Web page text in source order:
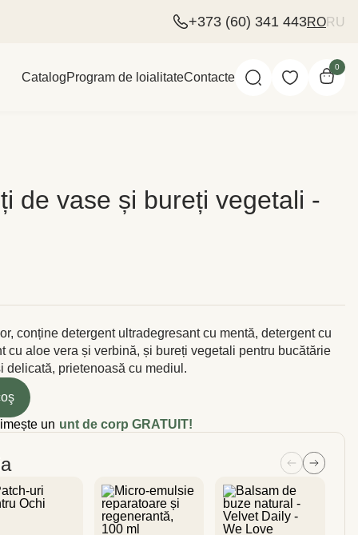
+373 (60) 341 443RORU
CatalogProgram de loialitateContacte
0
de vase și bureți vegetali -
conține detergent ultradegresant cu mentă, detergent cu
cu aloe vera și verbină, și bureți vegetali pentru bucătărie
delicată, prietenoasă cu mediul.
un unt de corp GRATUIT!